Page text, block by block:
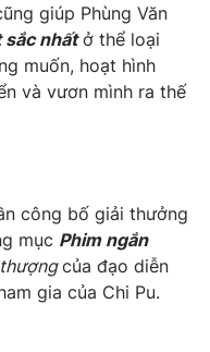
giúp Phùng Văn
sắc nhấtở thể loại
muốn, hoạt hình
và vươn mình ra thế
công bố giải thưởng
mục Phim ngắn
của đạo diễn
gia của Chi Pu.